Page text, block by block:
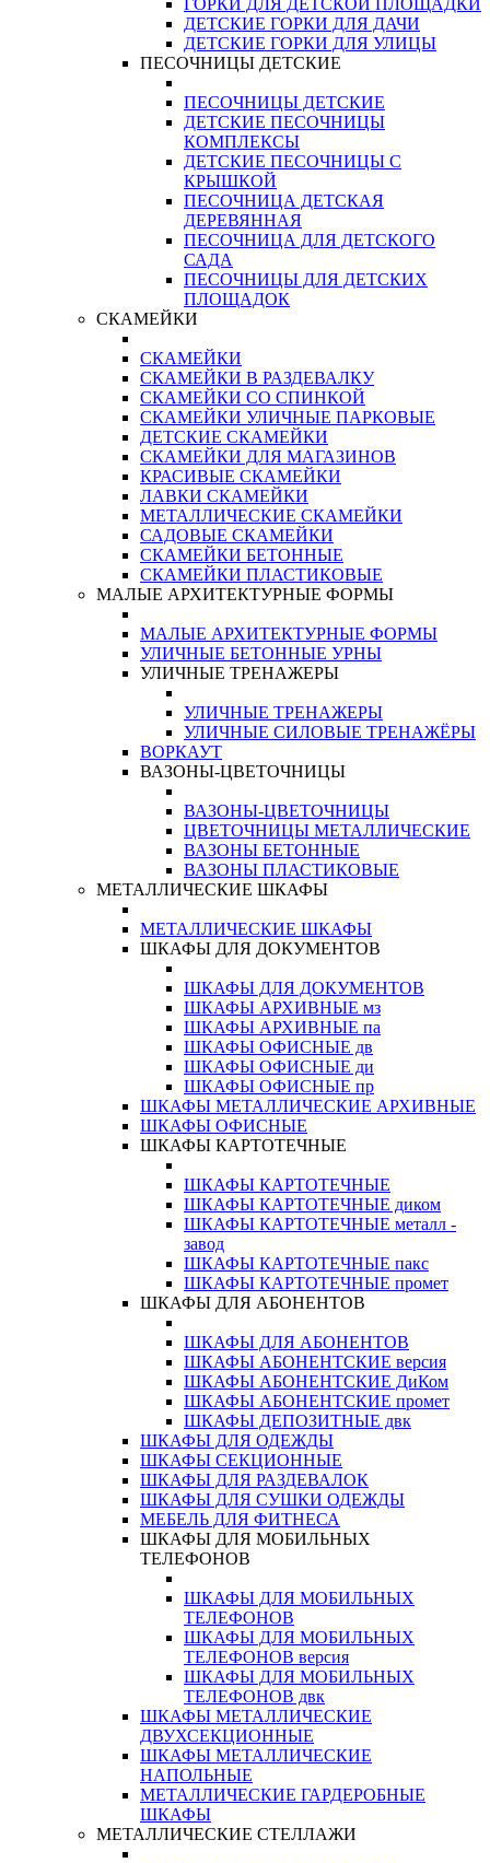
ГОРКИ ДЛЯ ДЕТСКОЙ ПЛОЩАДКИ
ДЕТСКИЕ ГОРКИ ДЛЯ ДАЧИ
ДЕТСКИЕ ГОРКИ ДЛЯ УЛИЦЫ
ПЕСОЧНИЦЫ ДЕТСКИЕ
ПЕСОЧНИЦЫ ДЕТСКИЕ
ДЕТСКИЕ ПЕСОЧНИЦЫ
КОМПЛЕКСЫ
ДЕТСКИЕ ПЕСОЧНИЦЫ С
КРЫШКОЙ
ПЕСОЧНИЦА ДЕТСКАЯ
ДЕРЕВЯННАЯ
ПЕСОЧНИЦА ДЛЯ ДЕТСКОГО
САДА
ПЕСОЧНИЦЫ ДЛЯ ДЕТСКИХ
ПЛОЩАДОК
СКАМЕЙКИ
СКАМЕЙКИ
СКАМЕЙКИ В РАЗДЕВАЛКУ
СКАМЕЙКИ СО СПИНКОЙ
СКАМЕЙКИ УЛИЧНЫЕ ПАРКОВЫЕ
ДЕТСКИЕ СКАМЕЙКИ
СКАМЕЙКИ ДЛЯ МАГАЗИНОВ
КРАСИВЫЕ СКАМЕЙКИ
ЛАВКИ СКАМЕЙКИ
МЕТАЛЛИЧЕСКИЕ СКАМЕЙКИ
САДОВЫЕ СКАМЕЙКИ
СКАМЕЙКИ БЕТОННЫЕ
СКАМЕЙКИ ПЛАСТИКОВЫЕ
МАЛЫЕ АРХИТЕКТУРНЫЕ ФОРМЫ
МАЛЫЕ АРХИТЕКТУРНЫЕ ФОРМЫ
УЛИЧНЫЕ БЕТОННЫЕ УРНЫ
УЛИЧНЫЕ ТРЕНАЖЕРЫ
УЛИЧНЫЕ ТРЕНАЖЕРЫ
УЛИЧНЫЕ СИЛОВЫЕ ТРЕНАЖЁРЫ
ВОРКАУТ
ВАЗОНЫ-ЦВЕТОЧНИЦЫ
ВАЗОНЫ-ЦВЕТОЧНИЦЫ
ЦВЕТОЧНИЦЫ МЕТАЛЛИЧЕСКИЕ
ВАЗОНЫ БЕТОННЫЕ
ВАЗОНЫ ПЛАСТИКОВЫЕ
МЕТАЛЛИЧЕСКИЕ ШКАФЫ
МЕТАЛЛИЧЕСКИЕ ШКАФЫ
ШКАФЫ ДЛЯ ДОКУМЕНТОВ
ШКАФЫ ДЛЯ ДОКУМЕНТОВ
ШКАФЫ АРХИВНЫЕ мз
ШКАФЫ АРХИВНЫЕ па
ШКАФЫ ОФИСНЫЕ дв
ШКАФЫ ОФИСНЫЕ ди
ШКАФЫ ОФИСНЫЕ пр
ШКАФЫ МЕТАЛЛИЧЕСКИЕ АРХИВНЫЕ
ШКАФЫ ОФИСНЫЕ
ШКАФЫ КАРТОТЕЧНЫЕ
ШКАФЫ КАРТОТЕЧНЫЕ
ШКАФЫ КАРТОТЕЧНЫЕ диком
ШКАФЫ КАРТОТЕЧНЫЕ металл -
завод
ШКАФЫ КАРТОТЕЧНЫЕ пакс
ШКАФЫ КАРТОТЕЧНЫЕ промет
ШКАФЫ ДЛЯ АБОНЕНТОВ
ШКАФЫ ДЛЯ АБОНЕНТОВ
ШКАФЫ АБОНЕНТСКИЕ версия
ШКАФЫ АБОНЕНТСКИЕ ДиКом
ШКАФЫ АБОНЕНТСКИЕ промет
ШКАФЫ ДЕПОЗИТНЫЕ двк
ШКАФЫ ДЛЯ ОДЕЖДЫ
ШКАФЫ СЕКЦИОННЫЕ
ШКАФЫ ДЛЯ РАЗДЕВАЛОК
ШКАФЫ ДЛЯ СУШКИ ОДЕЖДЫ
МЕБЕЛЬ ДЛЯ ФИТНЕСА
ШКАФЫ ДЛЯ МОБИЛЬНЫХ
ТЕЛЕФОНОВ
ШКАФЫ ДЛЯ МОБИЛЬНЫХ
ТЕЛЕФОНОВ
ШКАФЫ ДЛЯ МОБИЛЬНЫХ
ТЕЛЕФОНОВ версия
ШКАФЫ ДЛЯ МОБИЛЬНЫХ
ТЕЛЕФОНОВ двк
ШКАФЫ МЕТАЛЛИЧЕСКИЕ
ДВУХСЕКЦИОННЫЕ
ШКАФЫ МЕТАЛЛИЧЕСКИЕ
НАПОЛЬНЫЕ
МЕТАЛЛИЧЕСКИЕ ГАРДЕРОБНЫЕ
ШКАФЫ
МЕТАЛЛИЧЕСКИЕ СТЕЛЛАЖИ